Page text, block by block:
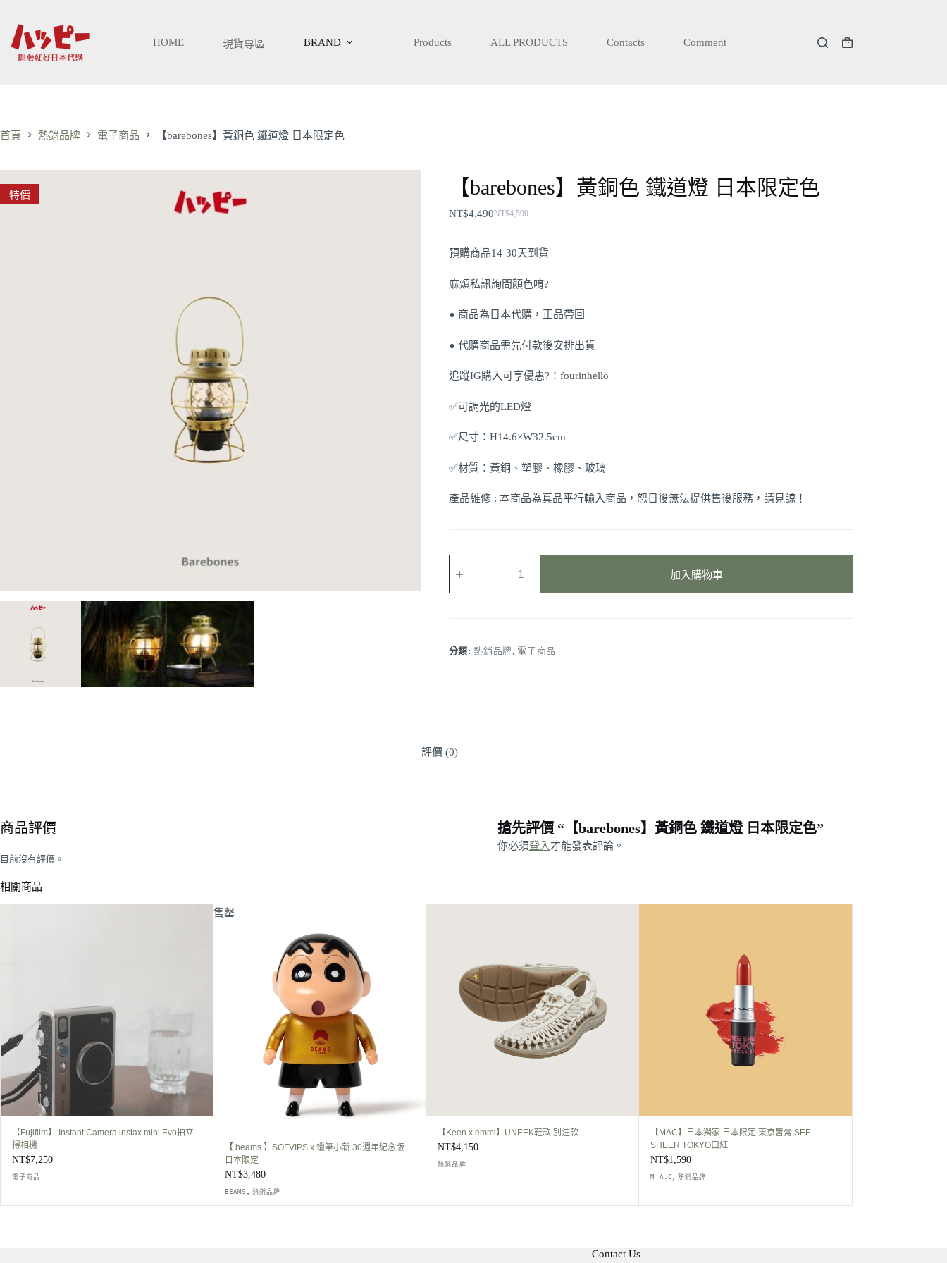
HOME 現貨專區 BRAND Products ALL PRODUCTS Contacts Comment
購
首頁 熱銷品牌 電子商品 【barebones】黃銅色 鐵道燈 日本限定色
特價 【barebones】黃銅色 鐵道燈 日本限定色
NT$4,590
始
NT$4,490
前
預購商品14-30天到貨
麻煩私訊詢問顏色唷?
● 商品為日本代購，正品帶回
● 代購商品需先付款後安排出貨
追蹤IG購入可享優惠?：fourinhello
✅可調光的LED燈
✅尺寸：H14.6×W32.5cm
✅材質：黃銅、塑膠、橡膠、玻璃
產品維修 : 本商品為真品平行輸入商品，恕日後無法提供售後服務，請見諒！
黃
銅
燈
量
加入購物車
分類: 熱銷品牌, 電子商品
評價 (0)
商品評價
目前沒有評價。
搶先評價 “【barebones】黃銅色 鐵道燈 日本限定色”
你必須登入 才能發表評論。
相關商品
【Fujifilm】 Instant Camera instax mini Evo拍立
得相機
NT$7,250
電子商品
售罄
【 beams 】SOFVIPS x 蠟筆小新 30週年紀念版
日本限定
NT$3,480
BEAMS , 熱銷品牌
【Keen x emmi】UNEEK鞋款 別注款
NT$4,150
熱銷品牌
【MAC】日本獨家 日本限定 東京唇膏 SEE
SHEER TOKYO口紅
NT$1,590
M.A.C , 熱銷品牌
Contact Us